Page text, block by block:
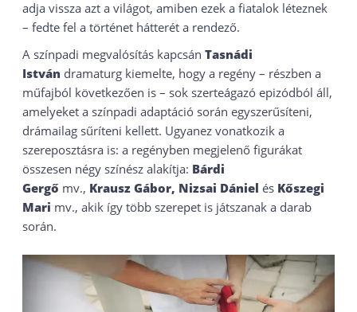
adja vissza azt a világot, amiben ezek a fiatalok léteznek
– fedte fel a történet hátterét a rendező.
A színpadi megvalósítás kapcsán Tasnádi
István dramaturg kiemelte, hogy a regény – részben a
műfajból következően is – sok szerteágazó epizódból áll,
amelyeket a színpadi adaptáció során egyszerűsíteni,
drámailag sűríteni kellett. Ugyanez vonatkozik a
szereposztásra is: a regényben megjelenő figurákat
összesen négy színész alakítja: Bárdi
Gergő mv., Krausz Gábor, Nizsai Dániel és Kőszegi
Mari mv., akik így több szerepet is játszanak a darab
során.